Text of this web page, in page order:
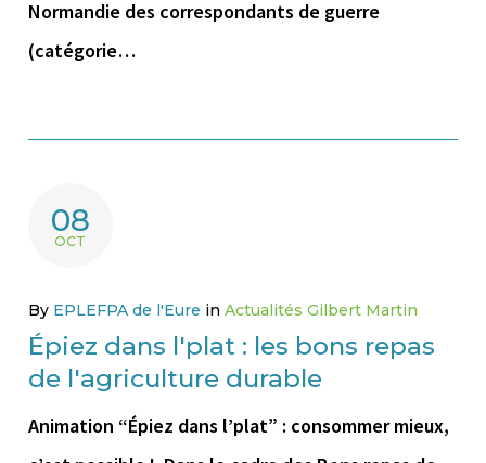
Normandie des correspondants de guerre
(catégorie…
08
OCT
By EPLEFPA de l'Eure in Actualités Gilbert Martin
Épiez dans l'plat : les bons repas
de l'agriculture durable
Animation “Épiez dans l’plat” : consommer mieux,